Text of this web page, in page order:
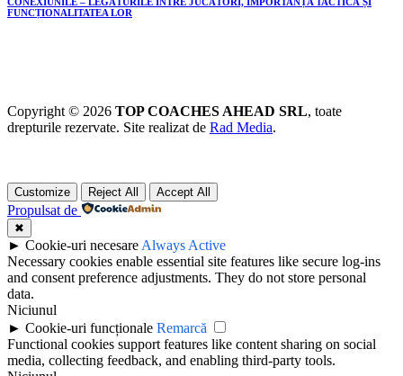
FUNCȚIONALITATEA LOR
Copyright © 2026 TOP COACHES AHEAD SRL, toate
drepturile rezervate. Site realizat de Rad Media.
Customize Reject All Accept All
Propulsat de
✖
► Cookie-uri necesare Always Active
Necessary cookies enable essential site features like secure log-ins
and consent preference adjustments. They do not store personal
data.
Niciunul
► Cookie-uri funcționale Remarcă
Functional cookies support features like content sharing on social
media, collecting feedback, and enabling third-party tools.